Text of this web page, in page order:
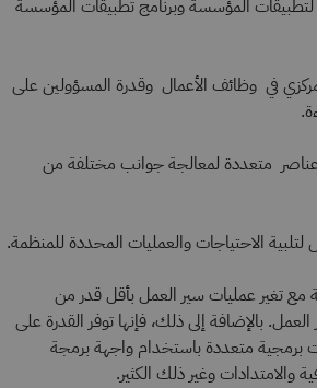
المؤسسة وبرنامج تطبيقات المؤسسة
في وظائف الأعمال وقدرة المسؤولين على
متعددة لمعالجة جوانب مختلفة من
الاحتياجات والعمليات المحددة للمنظمة.
مع تغير عمليات سير العمل بأقل قدر من
بالإضافة إلى ذلك، فإنها توفر القدرة على
متعددة باستخدام واجهة برمجة
والامتدادات وغير ذلك الكثير.